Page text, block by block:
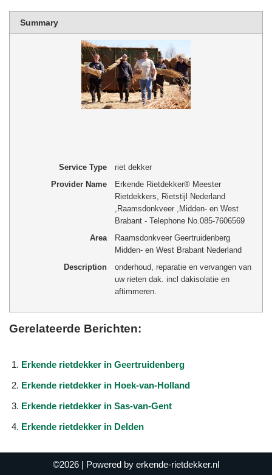
Summary
Service Type
riet dekker
Provider Name
Erkende Rietdekker® Meester
Rietdekkers, Rietstijl Nederland
Raamsdonkveer
Midden- en West
Brabant -Telephone No.085-7606569
Area
Raamsdonkveer Geertruidenberg
Midden- en West Brabant Nederland
Description
onderhoud, reparatie en vervangen van
uw rieten dak. incl dakisolatie en
aftimmeren.
Gerelateerde Berichten:
Erkende rietdekker in Geertruidenberg
Erkende rietdekker in Hoek-van-Holland
Erkende rietdekker in Sas-van-Gent
Erkende rietdekker in Delden
©2026 | Powered by erkende-rietdekker.nl